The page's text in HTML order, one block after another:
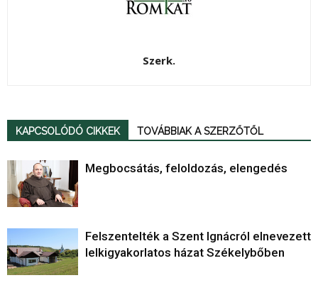
Szerk.
KAPCSOLÓDÓ CIKKEK TOVÁBBIAK A SZERZŐTŐL
Megbocsátás, feloldozás, elengedés
Felszentelték a Szent Ignácról elnevezett
lelkigyakorlatos házat Székelybőben